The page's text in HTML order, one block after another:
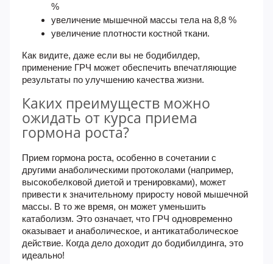
%
увеличение мышечной массы тела на 8,8 %
увеличение плотности костной ткани.
Как видите, даже если вы не бодибилдер,
применение ГРЧ может обеспечить впечатляющие
результаты по улучшению качества жизни.
Каких преимуществ можно
ожидать от курса приема
гормона роста?
Прием гормона роста, особенно в сочетании с
другими анаболическими протоколами (например,
высокобелковой диетой и тренировками), может
привести к значительному приросту новой мышечной
массы. В то же время, он может уменьшить
катаболизм. Это означает, что ГРЧ одновременно
оказывает и анаболическое, и антикатаболическое
действие. Когда дело доходит до бодибилдинга, это
идеально!